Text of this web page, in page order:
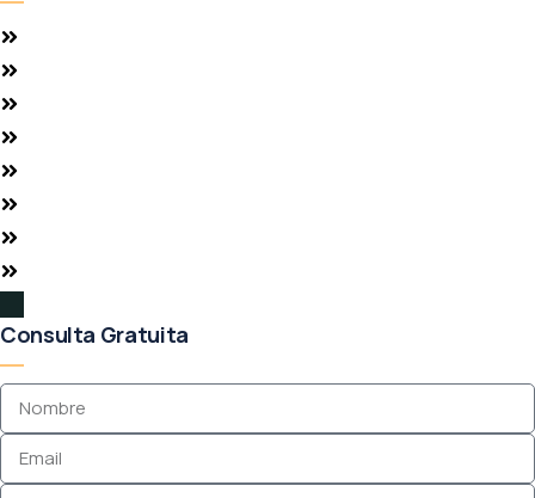
Consulta Gratuita